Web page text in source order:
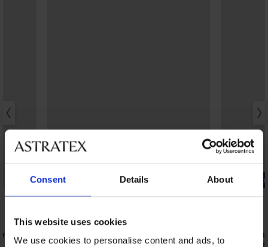
Consent Details About
This website uses cookies
We use cookies to personalise content and ads, to
4,9
3+1 БЕЗПЛАТНО
Bestseller
4,9
широки странични части
-20% BRA20
Сутиен
подплатен